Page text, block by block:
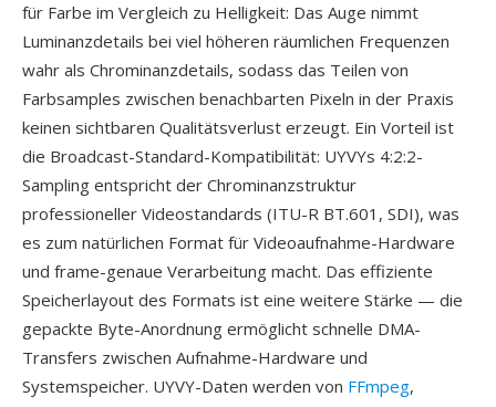
für Farbe im Vergleich zu Helligkeit: Das Auge nimmt
Luminanzdetails bei viel höheren räumlichen Frequenzen
wahr als Chrominanzdetails, sodass das Teilen von
Farbsamples zwischen benachbarten Pixeln in der Praxis
keinen sichtbaren Qualitätsverlust erzeugt. Ein Vorteil ist
die Broadcast-Standard-Kompatibilität: UYVYs 4:2:2-
Sampling entspricht der Chrominanzstruktur
professioneller Videostandards (ITU-R BT.601, SDI), was
es zum natürlichen Format für Videoaufnahme-Hardware
und frame-genaue Verarbeitung macht. Das effiziente
Speicherlayout des Formats ist eine weitere Stärke — die
gepackte Byte-Anordnung ermöglicht schnelle DMA-
Transfers zwischen Aufnahme-Hardware und
Systemspeicher. UYVY-Daten werden von FFmpeg,